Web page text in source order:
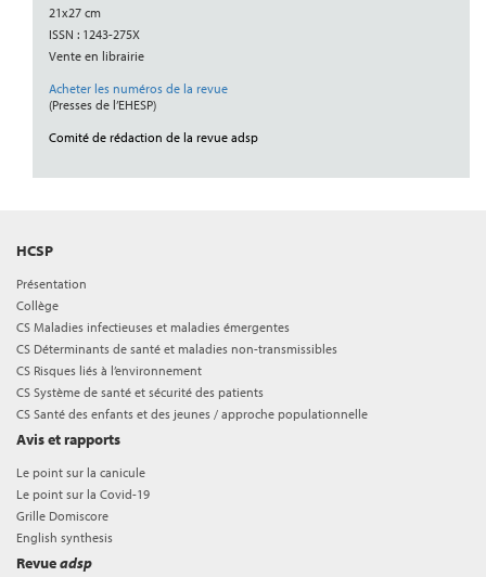
21x27 cm
ISSN : 1243-275X
Vente en librairie
Acheter les numéros de la revue
(Presses de l’EHESP)
Comité de rédaction de la revue adsp
HCSP
Présentation
Collège
CS Maladies infectieuses et maladies émergentes
CS Déterminants de santé et maladies non-transmissibles
CS Risques liés à l’environnement
CS Système de santé et sécurité des patients
CS Santé des enfants et des jeunes / approche populationnelle
Avis et rapports
Le point sur la canicule
Le point sur la Covid-19
Grille Domiscore
English synthesis
Revueadsp